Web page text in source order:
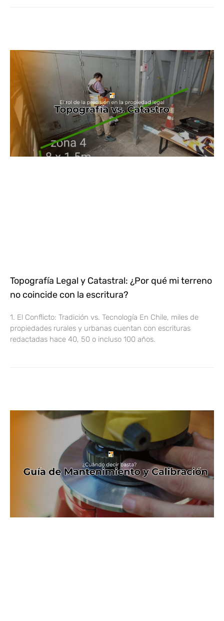
Topografía Legal y Catastral: ¿Por qué mi terreno
no coincide con la escritura?
1. El Conflicto: Tradición vs. Tecnología En Chile, miles de
propiedades rurales y urbanas cuentan con escrituras
redactadas hace 40, 50 o incluso 100 años.